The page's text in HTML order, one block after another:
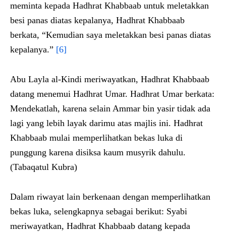
meminta kepada Hadhrat Khabbaab untuk meletakkan
besi panas diatas kepalanya, Hadhrat Khabbaab
berkata, “Kemudian saya meletakkan besi panas diatas
kepalanya.” [6]
Abu Layla al-Kindi meriwayatkan, Hadhrat Khabbaab
datang menemui Hadhrat Umar. Hadhrat Umar berkata:
Mendekatlah, karena selain Ammar bin yasir tidak ada
lagi yang lebih layak darimu atas majlis ini. Hadhrat
Khabbaab mulai memperlihatkan bekas luka di
punggung karena disiksa kaum musyrik dahulu.
(Tabaqatul Kubra)
Dalam riwayat lain berkenaan dengan memperlihatkan
bekas luka, selengkapnya sebagai berikut: Syabi
meriwayatkan, Hadhrat Khabbaab datang kepada